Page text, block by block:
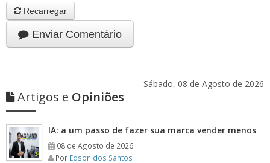
Recarregar
Enviar Comentário
Sábado, 08 de Agosto de 2026
Artigos e Opiniões
IA: a um passo de fazer sua marca vender menos
08 de Agosto de 2026
Por Edson dos Santos